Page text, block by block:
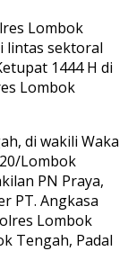
Lombok
lintas sektoral
1444 H di
Lombok
di wakili Waka
Lombok
PN Praya,
PT. Angkasa
Lombok
Tengah, Padal